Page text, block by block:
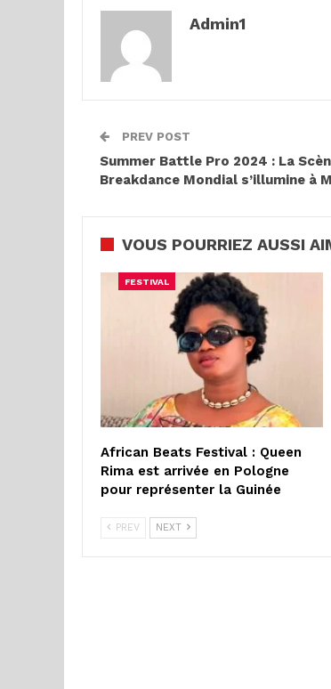
Admin1
PREV POST
Summer Battle Pro 2024 : La
Breakdance Mondial s’illumine à
VOUS POURRIEZ AUSSI
FESTIVAL
African Beats Festival : Queen
Rima est arrivée en Pologne
pour représenter la Guinée
PREV NEXT